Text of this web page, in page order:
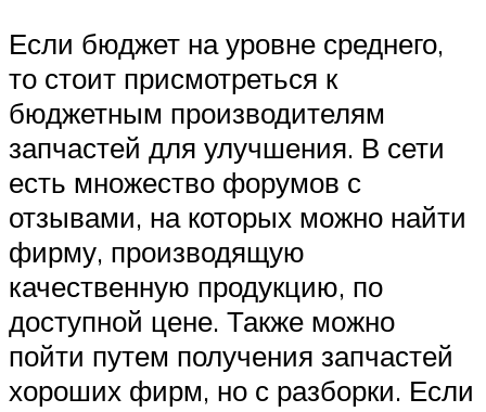
Если бюджет на уровне среднего,
то стоит присмотреться к
бюджетным производителям
запчастей для улучшения. В сети
есть множество форумов с
отзывами, на которых можно найти
фирму, производящую
качественную продукцию, по
доступной цене. Также можно
пойти путем получения запчастей
хороших фирм, но с разборки. Если